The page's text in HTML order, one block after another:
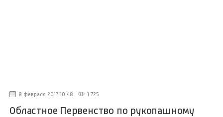
8 февраля 2017 10:48 1 725
Областное Первенство по рукопашному